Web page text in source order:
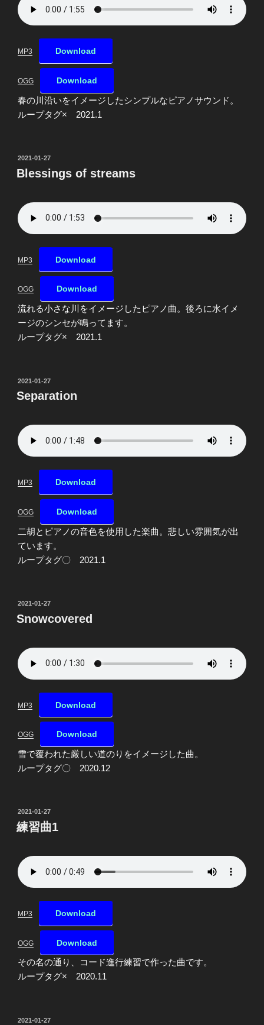
MP3 Download
OGG Download
春の川沿いをイメージしたシンプルなピアノサウンド。
ループタグ× 2021.1
投
稿
日:
2021-01-27
Blessings of streams
MP3 Download
OGG Download
流れる小さな川をイメージしたピアノ曲。後ろに水イメ
ージのシンセが鳴ってます。
ループタグ× 2021.1
投
稿
日:
2021-01-27
Separation
MP3 Download
OGG Download
二胡とピアノの音色を使用した楽曲。悲しい雰囲気が出
ています。
ループタグ〇 2021.1
投
稿
日:
2021-01-27
Snowcovered
MP3 Download
OGG Download
雪で覆われた厳しい道のりをイメージした曲。
ループタグ〇 2020.12
投
稿
日:
2021-01-27
練習曲1
MP3 Download
OGG Download
その名の通り、コード進行練習で作った曲です。
ループタグ× 2020.11
投
2021-01-27